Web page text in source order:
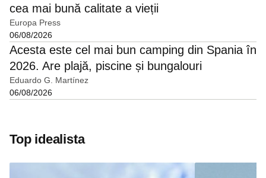
cea mai bună calitate a vieții
Europa Press
06/08/2026
Acesta este cel mai bun camping din Spania în
2026. Are plajă, piscine și bungalouri
Eduardo G. Martínez
06/08/2026
Top idealista